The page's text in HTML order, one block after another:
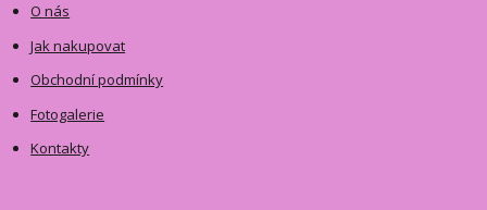
O nás
Jak nakupovat
Obchodní podmínky
Fotogalerie
Kontakty